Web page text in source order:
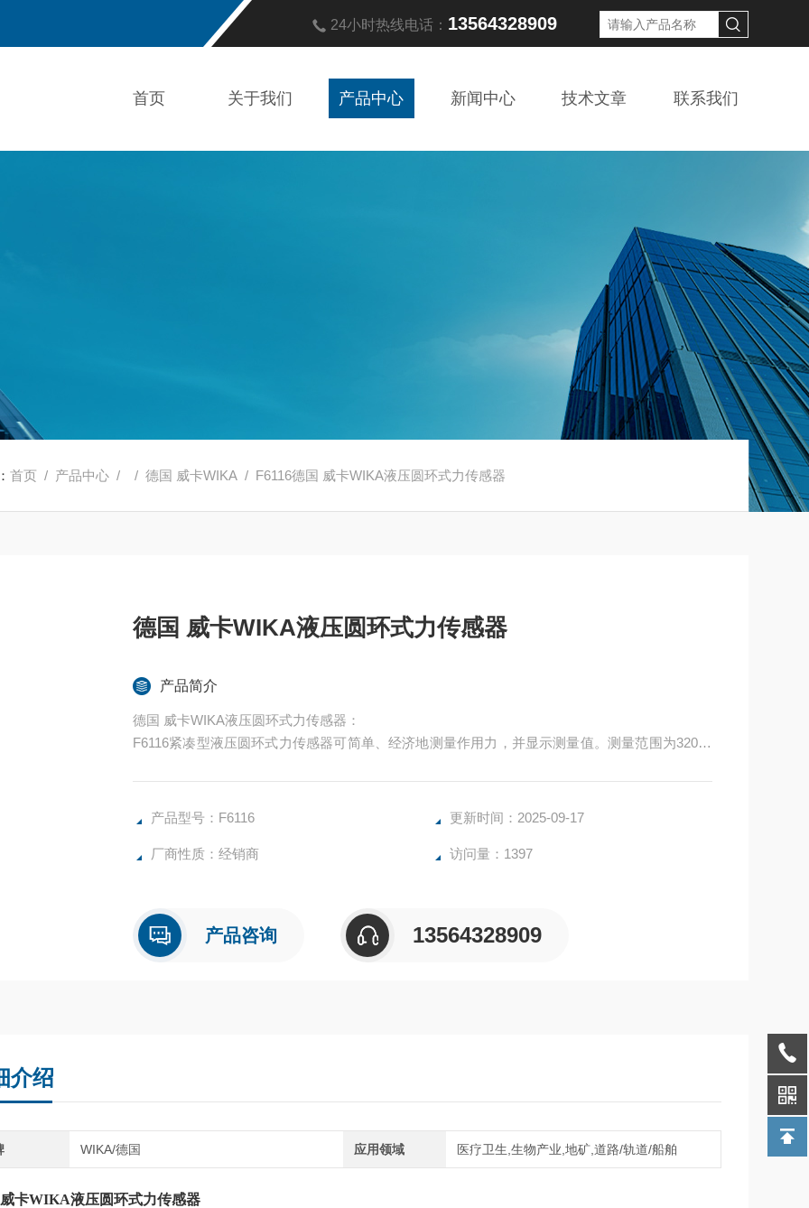
24小时热线电话： 13564328909
首页 关于我们 产品中心 新闻中心 技术文章 联系我们
首页 / 产品中心 / /德国 威卡WIKA / F6116德国 威卡WIKA液压圆环式力传感器
德国 威卡WIKA液压圆环式力传感器
产品简介
德国 威卡WIKA液压圆环式力传感器：
F6116紧凑型液压圆环式力传感器可简单、经济地测量作用力，并显示测量值。测量范围为320 N
产品型号：F6116
更新时间：2025-09-17
厂商性质：经销商 访问量：1397
产品咨询 13564328909
介绍
WIKA/德国 应用领域 医疗卫生,生物产业,地矿,道路/轨道/船舶
卡WIKA液压圆环式力传感器